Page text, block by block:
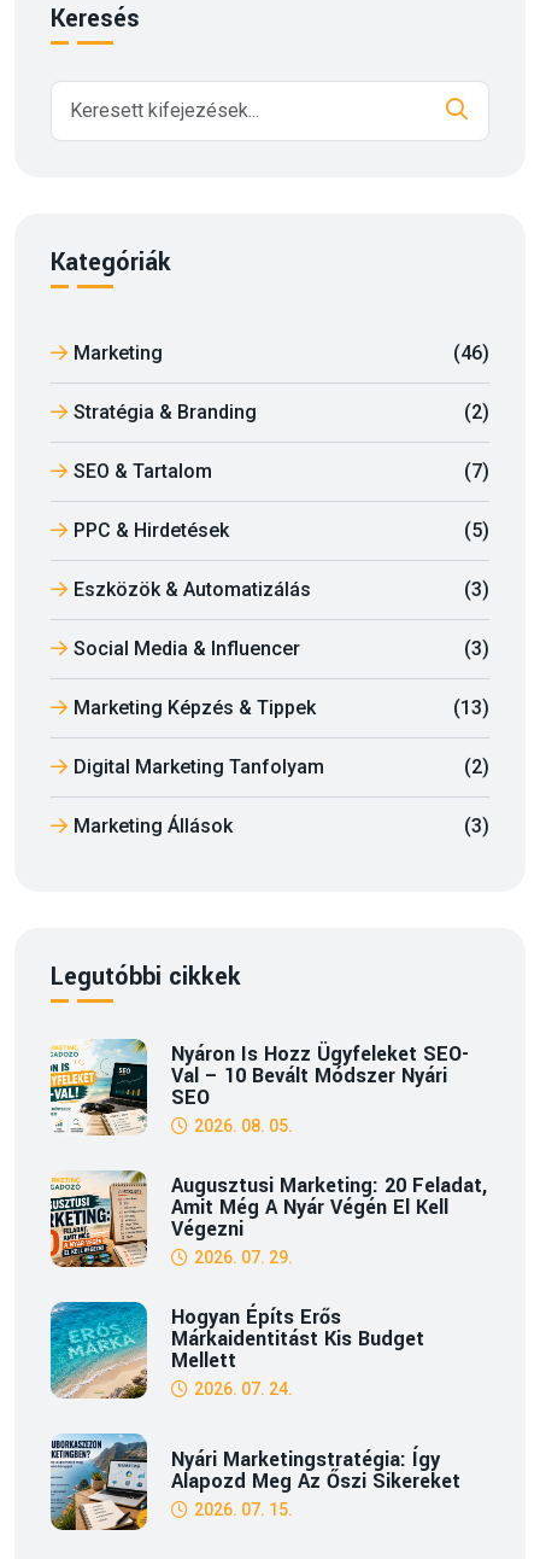
Keresés
Kategóriák
Marketing (46)
Stratégia & Branding (2)
SEO & Tartalom (7)
PPC & Hirdetések (5)
Eszközök & Automatizálás (3)
Social Media & Influencer (3)
Marketing Képzés & Tippek (13)
Digital Marketing Tanfolyam (2)
Marketing Állások (3)
Legutóbbi cikkek
Nyáron Is Hozz Ügyfeleket SEO-
Val – 10 Bevált Módszer Nyári
SEO
2026. 08. 05.
Augusztusi Marketing: 20 Feladat,
Amit Még A Nyár Végén El Kell
Végezni
2026. 07. 29.
Hogyan Építs Erős
Márkaidentitást Kis Budget
Mellett
2026. 07. 24.
Nyári Marketingstratégia: Így
Alapozd Meg Az Őszi Sikereket
2026. 07. 15.